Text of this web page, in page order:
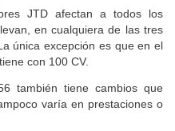
JTD afectan a todos los
en cualquiera de las tres
única excepción es que en el
con 100 CV.
también tiene cambios que
varía en prestaciones o